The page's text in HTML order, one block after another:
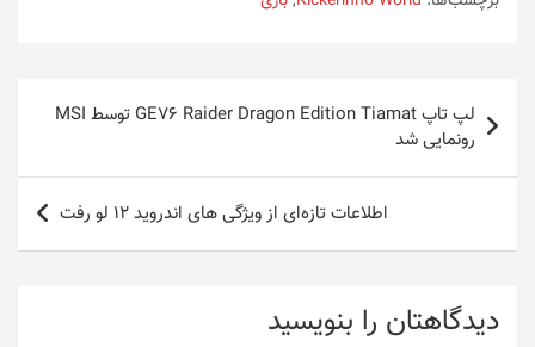
راهبری
نوشته
لپ تاپ GE76 Raider Dragon Edition Tiamat توسط MSI
رونمایی شد
اطلاعات تازه‌ای از ویژگی های اندروید ۱۲ لو رفت
دیدگاهتان را بنویسید